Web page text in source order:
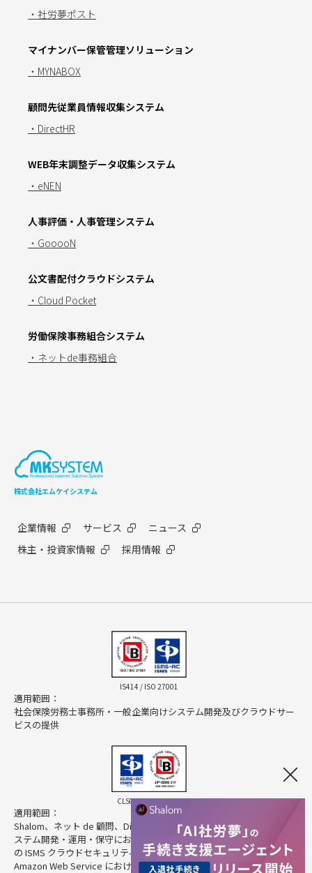
・社労夢ポスト
マイナンバー保管管理ソリューション
・MYNABOX
顧問先従業員情報収集システム
・DirectHR
WEB年末調整データ収集システム
・eNEN
人事評価・人事管理システム
・GooooN
公文書配付クラウドシステム
・Cloud Pocket
労働保険事務組合システム
・ネットde事務組合
株式会社エムケイシステム
企業情報 サービス
ニュース
株主・投資家情報
採用情報
IS414 / ISO 27001
適用範囲：
社会保険労務士事務所・一般企業向けシステム開発及びクラウドサー
ビスの提供
CLS025 / ISO 27017
適用範囲：
Shalom、ネット de 顧問、Direct HR、Cloud Pocket の提供に係るシ
ステム開発・運用・保守におけるクラウドサービスプロバイダとして
の ISMS クラウドセキュリティ
Amazon Web Service におけるクラウドサービスカスタマとしての